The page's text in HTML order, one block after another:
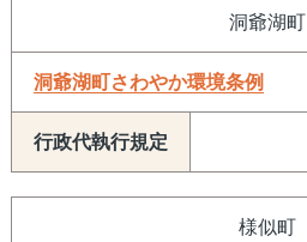
洞爺湖町
洞爺湖町さわやか環境条例
様似町